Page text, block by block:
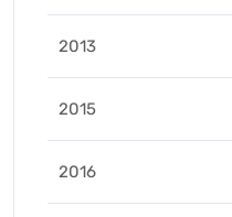
2013
2015
2016